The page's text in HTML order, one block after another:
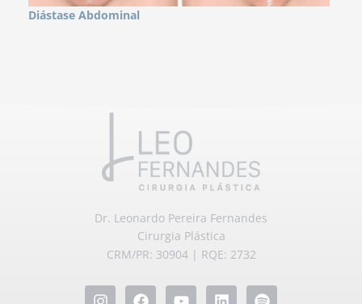
Diástase Abdominal
Dr. Leonardo Pereira Fernandes
Cirurgia Plástica
CRM/PR: 30904 | RQE: 2732